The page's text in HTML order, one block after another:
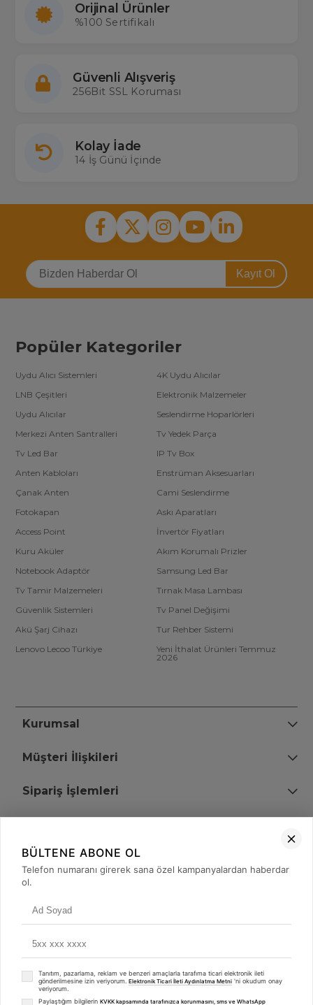
Orijinal Ürünler
%100 Sertifikalı
Güvenli Alışveriş
256Bit SSL Koruması
Kolay İade
14 İş Günü İçinde
Kayıt Ol
Popüler Kategoriler
Uydu Alıcı Sistemleri
4K Uydu Alıcılar
LNB Çeşitleri
Elektronik Malzemeler
Uydu Alıcılar
Seslendirme Hoparlörleri
Merkezi Anten Santralleri
Tv Yedek Parça
Tv Led Bar
IP Tv Box
Anten Kabloları
Enstrüman Aksesuarları
Çanak Anten
Cami Seslendirme
Fotokapan
Askı Aparatları
Access Point
İnvertör Fiyatları
Kuru Aküler
Akım Korumalı Prizler
Notebook Adaptör
Samsung Led Bar
Tv Tamir Malzemeleri
Tırnak Masa Lambası
Güvenlik Sistemleri
Tv Panel Değişimi
Akü Şarj Cihazı
Tur Rehber Sistemi
Lenovo Lecoo Türkiye
Yeni İthalat Ürünleri Temmuz
2026
Kurumsal
Müşteri İlişkileri
Sipariş İşlemleri
+90 (850) 473 08 08
BÜLTENE ABONE OL
Telefon numaranı girerek sana özel kampanyalardan haberdar
ol.
Tanıtım, pazarlama, reklam ve benzeri amaçlarla tarafıma ticari elektronik ileti
gönderilmesine izin veriyorum. Elektronik Ticari İleti Aydınlatma Metni 'ni okudum onay
veriyorum.
Paylaştığım bilgilerin KVKK kapsamında tarafınızca korunmasını, sms ve WhatsApp